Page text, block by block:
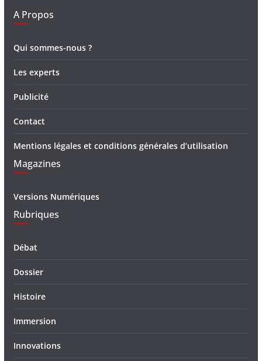
A Propos
Qui sommes-nous ?
Les experts
Publicité
Contact
Mentions légales et conditions générales d’utilisation
Magazines
Versions Numériques
Rubriques
Débat
Dossier
Histoire
Immersion
Innovations